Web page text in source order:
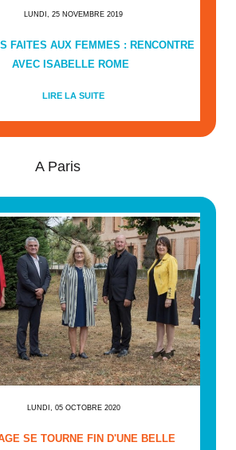
LUNDI, 25 NOVEMBRE 2019
FAITES AUX FEMMES : RENCONTRE
AVEC ISABELLE ROME
LIRE LA SUITE
A Paris
LUNDI, 05 OCTOBRE 2020
SE TOURNE FIN D'UNE BELLE